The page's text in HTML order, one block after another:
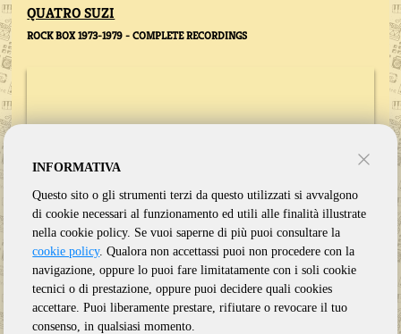
QUATRO SUZI
ROCK BOX 1973-1979 - COMPLETE RECORDINGS
INFORMATIVA
Questo sito o gli strumenti terzi da questo utilizzati si avvalgono
di cookie necessari al funzionamento ed utili alle finalità illustrate
nella cookie policy. Se vuoi saperne di più puoi consultare la
cookie policy. Qualora non accettassi puoi non procedere con la
navigazione, oppure lo puoi fare limitatamente con i soli cookie
tecnici o di prestazione, oppure puoi decidere quali cookies
accettare. Puoi liberamente prestare, rifiutare o revocare il tuo
consenso, in qualsiasi momento.